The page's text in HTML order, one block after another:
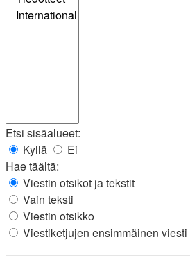
Etsi sisäalueet:
Kyllä
Ei
Hae täältä:
Viestin otsikot ja tekstit
Vain teksti
Viestin otsikko
Viestiketjujen ensimmäinen viesti